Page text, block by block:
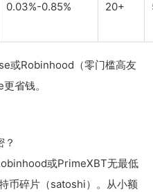
0.03%-0.85% 20+
或Robinhood（零门槛高友
省钱。
？
或PrimeXBT无最低
币碎片（satoshi）。从小额